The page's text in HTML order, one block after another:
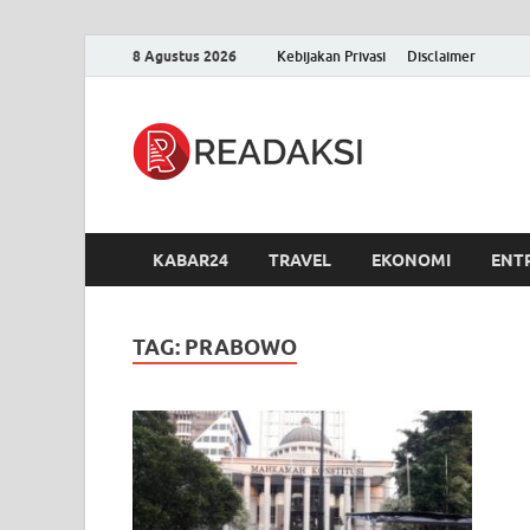
8 Agustus 2026 Kebijakan Privasi Disclaimer
KABAR24 TRAVEL EKONOMI
TAG: PRABOWO